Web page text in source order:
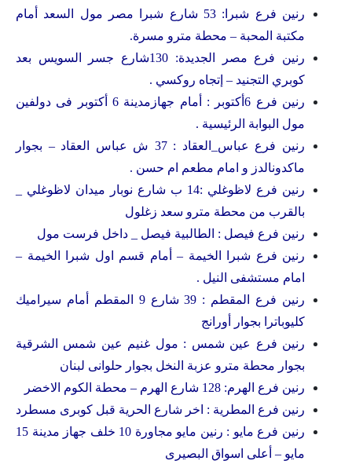
رنين فرع شبرا: 53 شارع شبرا مصر مول السعد أمام
مكتبة المحبة – محطة مترو مسرة.
رنين فرع مصر الجديدة: 130شارع جسر السويس بعد
كوبري التجنيد – إتجاه روكسي .
رنين فرع 6أكتوبر : أمام جهازمدينة 6 أكتوبر فى دولفين
مول البوابة الرئيسية .
رنين فرع عباس_العقاد : 37 ش عباس العقاد – بجوار
ماكدونالدز و امام مطعم ام حسن .
رنين فرع لاظوغلي :14 ب شارع نوبار ميدان لاظوغلي _
بالقرب من محطة مترو سعد زغلول
رنين فرع فيصل : الطالبية فيصل _ داخل فرست مول
رنين فرع شبرا الخيمة – أمام قسم اول شبرا الخيمة –
امام مستشفى النيل .
رنين فرع المقطم : 39 شارع 9 المقطم أمام سيراميك
كليوباترا بجوار أورانج
رنين فرع عين شمس : مول غنيم عين شمس الشرقية
بجوار محطة مترو عزبة النخل بجوار حلوانى لبنان
رنين فرع الهرم: 128 شارع الهرم – محطة الكوم الاخضر
رنين فرع المطرية : اخر شارع الحرية قبل كوبرى مسطرد
رنين فرع مايو : رنين مايو مجاورة 10 خلف جهاز مدينة 15
مايو – أعلى اسواق البصيرى